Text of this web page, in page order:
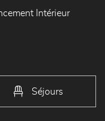
Intérieur
Séjours